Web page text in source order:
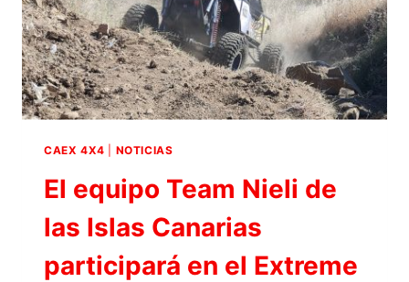
CAEX 4X4 NOTICIAS
El equipo Team Nieli de
las Islas Canarias
participará en el Extreme